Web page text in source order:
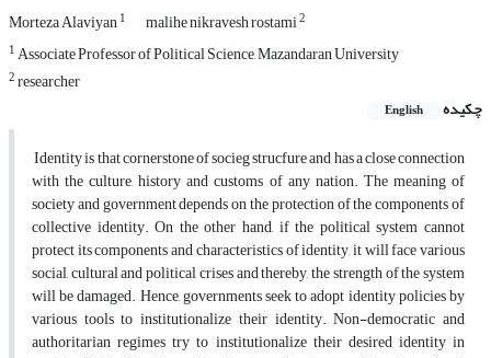
Morteza Alaviyan1 malihe nikravesh rostami2
1Associate Professor of Political Science, Mazandaran University
2researcher
چکیده
English
Identity is that cornerstone of socieg strucfure and has a close connection
with the culture, history and customs of any nation. The meaning of
society and government depends on the protection of the components of
collective identity. On the other hand, if the political system cannot
protect its components and characteristics of identity, it will face various
social, cultural and political crises and thereby, the strength of the system
will be damaged. Hence, governments seek to adopt identity policies by
various tools to institutionalize their identity. Non-democratic and
authoritarian regimes try to institutionalize their desired identity in